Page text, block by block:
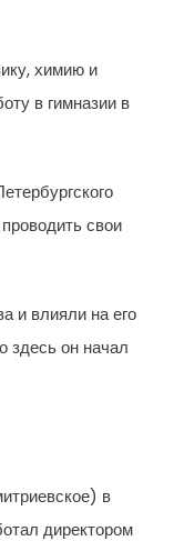
химию и
в гимназии в
свои
и влияли на его
здесь он начал
в
директором